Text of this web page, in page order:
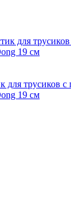
для трусиков
19 см